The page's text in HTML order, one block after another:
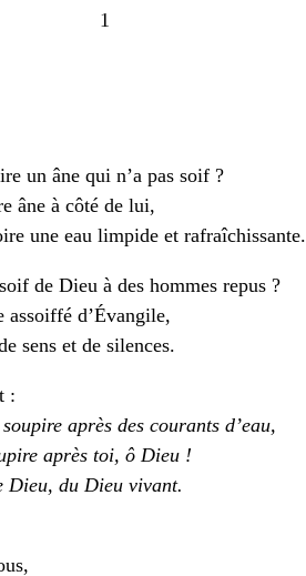
1
un âne qui n’a pas soif ?
âne à côté de lui,
une eau limpide et rafraîchissante.
de Dieu à des hommes repus ?
assoiffé d’Évangile,
sens et de silences.
:
après des courants d’eau,
après toi, ô Dieu !
Dieu, du Dieu vivant.